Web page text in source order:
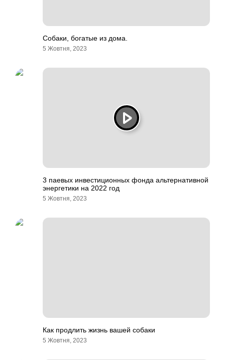
Собаки, богатые из дома.
5 Жовтня, 2023
3 паевых инвестиционных фонда альтернативной
энергетики на 2022 год
5 Жовтня, 2023
Как продлить жизнь вашей собаки
5 Жовтня, 2023